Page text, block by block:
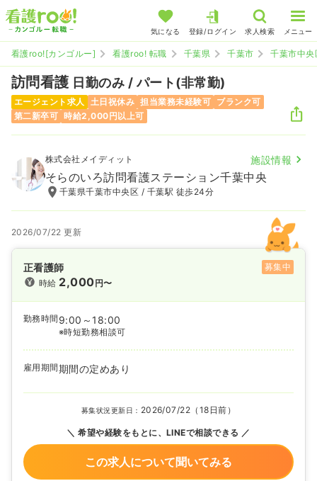
気になる 登録/ログイン 求人検索 メニュー
看護roo![カンゴルー] 看護roo! 転職 千葉県 千葉市 千葉市中央
訪問看護 日勤のみ / パート(非常勤)
エージェント求人 土日祝休み 担当業務未経験可 ブランク可
第二新卒可 時給2,000円以上可
株式会社メイディット 施設情報
そらのいろ訪問看護ステーション千葉中央
千葉県千葉市中央区 / 千葉駅 徒歩24分
2026/07/22 更新
正看護師
募集中
時給 2,000円〜
勤務時間 9:00～18:00
※時短勤務相談可
雇用期間期間の定めあり
募集状況更新日： 2026/07/22（18日前）
希望や経験をもとに、LINEで相談できる
この求人について聞いてみる